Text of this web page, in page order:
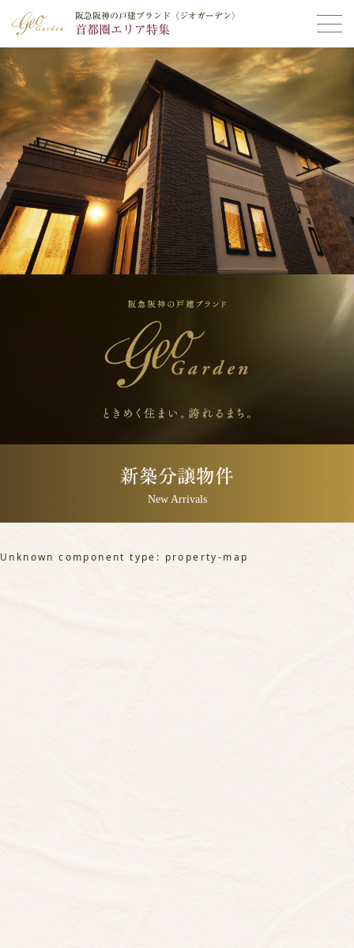
阪急阪神の戸建ブランド〈ジオガーデン〉
首都圏エリア特集
阪急阪神の戸建ブランド〈ジオガーデン〉
首都圏エリア特集
新築分譲物件
New Arrivals